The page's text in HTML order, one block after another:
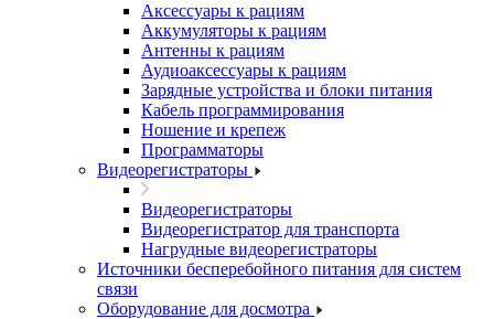
Аксессуары к рациям
Аккумуляторы к рациям
Антенны к рациям
Аудиоаксессуары к рациям
Зарядные устройства и блоки питания
Кабель программирования
Ношение и крепеж
Программаторы
Видеорегистраторы
Видеорегистраторы
Видеорегистратор для транспорта
Нагрудные видеорегистраторы
Источники бесперебойного питания для систем
связи
Оборудование для досмотра